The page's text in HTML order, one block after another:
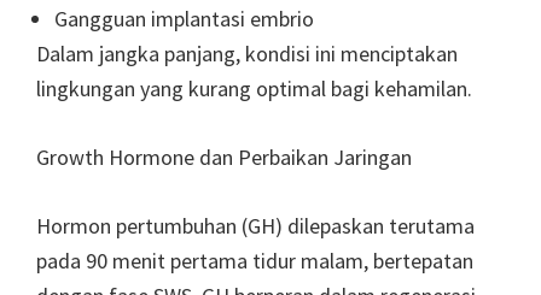
Gangguan implantasi embrio
Dalam jangka panjang, kondisi ini menciptakan
lingkungan yang kurang optimal bagi kehamilan.
Growth Hormone dan Perbaikan Jaringan
Hormon pertumbuhan (GH) dilepaskan terutama
pada 90 menit pertama tidur malam, bertepatan